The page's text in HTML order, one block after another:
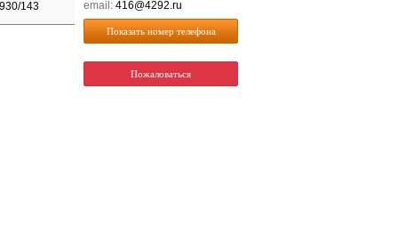
143
email: 416@4292.ru
Показать номер телефона
Пожаловаться